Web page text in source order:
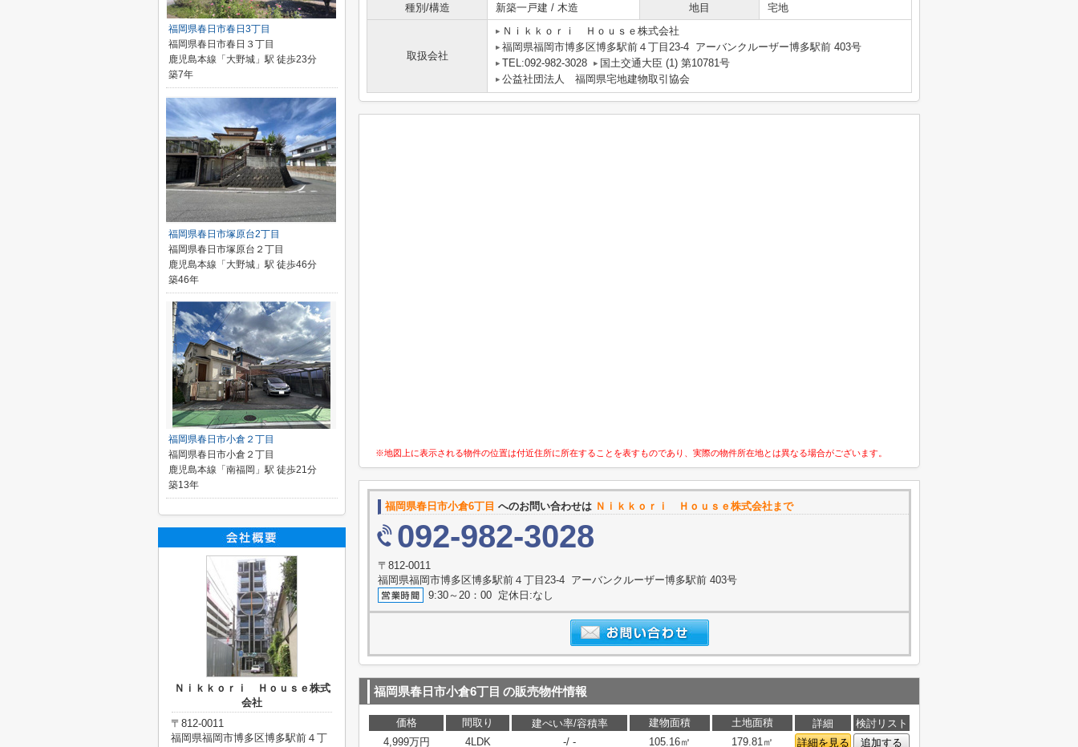
種別/構造
新築一戸建 / 木造 地目 宅地
取扱会社
Ｎｉｋｋｏｒｉ Ｈｏｕｓｅ株式会社
福岡県福岡市博多区博多駅前４丁目23-4 アーバンクルーザー博多駅前 403号
TEL:092-982-3028
国土交通大臣 (1) 第10781号
公益社団法人 福岡県宅地建物取引協会
※地図上に表示される物件の位置は付近住所に所在することを表すものであり、実際の物件所在地とは異なる場合がございます。
福岡県春日市小倉6丁目 へのお問い合わせは Ｎｉｋｋｏｒｉ Ｈｏｕｓｅ株式会社まで
092-982-3028
〒812-0011
福岡県福岡市博多区博多駅前４丁目23-4 アーバンクルーザー博多駅前 403号
9:30～20：00 定休日:なし
福岡県春日市小倉6丁目 の販売物件情報
価格 間取り 建ぺい率/容積率 建物面積 土地面積 詳細
検討リスト
4,999万円
4LDK -/ - 105.16㎡ 179.81㎡ 詳細を見る 追加する
福岡県春日市春日3丁目
福岡県春日市春日３丁目
鹿児島本線「大野城」駅 徒歩23分
築7年
福岡県春日市塚原台2丁目
福岡県春日市塚原台２丁目
鹿児島本線「大野城」駅 徒歩46分
築46年
福岡県春日市小倉２丁目
福岡県春日市小倉２丁目
鹿児島本線「南福岡」駅 徒歩21分
築13年
Ｎｉｋｋｏｒｉ Ｈｏｕｓｅ株式
会社
〒812-0011
福岡県福岡市博多区博多駅前４丁